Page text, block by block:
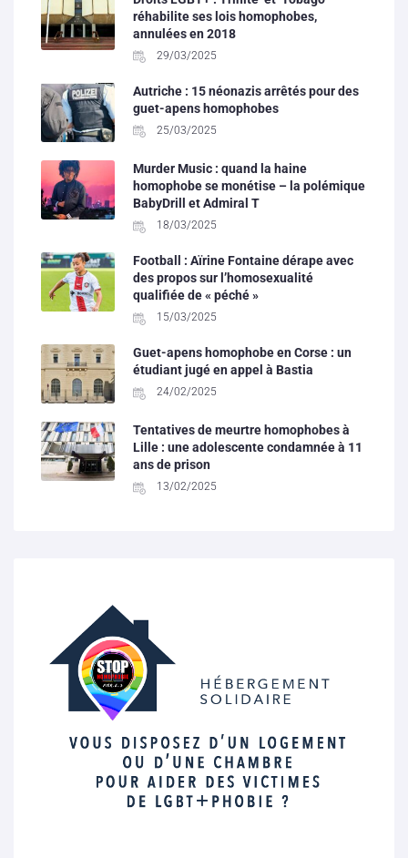
réhabilite ses lois homophobes,
annulées en 2018
29/03/2025
Autriche : 15 néonazis arrêtés pour des
guet-apens homophobes
25/03/2025
Murder Music : quand la haine
homophobe se monétise – la polémique
BabyDrill et Admiral T
18/03/2025
Football : Aïrine Fontaine dérape avec
des propos sur l’homosexualité
qualifiée de « péché »
15/03/2025
Guet-apens homophobe en Corse : un
étudiant jugé en appel à Bastia
24/02/2025
Tentatives de meurtre homophobes à
Lille : une adolescente condamnée à 11
ans de prison
13/02/2025